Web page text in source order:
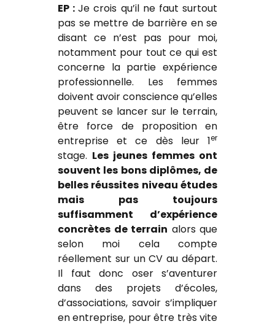
EP :Je crois qu’il ne faut surtout
pas se mettre de barrière en se
disant ce n’est pas pour moi,
notamment pour tout ce qui est
concerne la partie expérience
professionnelle. Les femmes
doivent avoir conscience qu’elles
peuvent se lancer sur le terrain,
être force de proposition en
entreprise et ce dès leur 1er
stage. Les jeunes femmes ont
souvent les bons diplômes, de
belles réussites niveau études
mais pas toujours
suffisamment d’expérience
concrètes de terrain alors que
selon moi cela compte
réellement sur un CV au départ.
Il faut donc oser s’aventurer
dans des projets d’écoles,
d’associations, savoir s’impliquer
en entreprise, pour être très vite